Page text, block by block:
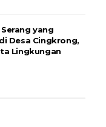
yang
Desa Cingkrong,
Lingkungan